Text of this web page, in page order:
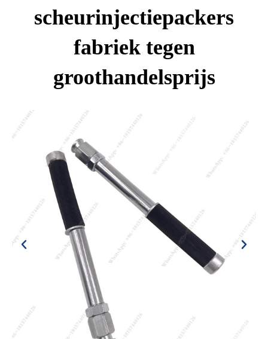
scheurinjectiepackers
fabriek tegen
groothandelsprijs